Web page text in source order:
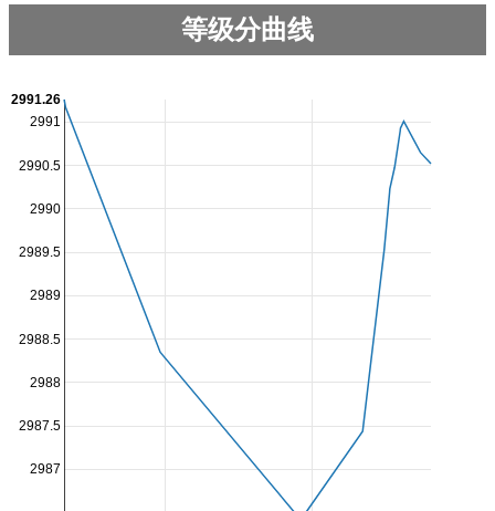
等级分曲线
2987
2987.5
2988
2988.5
2989
2989.5
2990
2990.5
2991
2991.26